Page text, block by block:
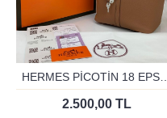
2.500,00 TL